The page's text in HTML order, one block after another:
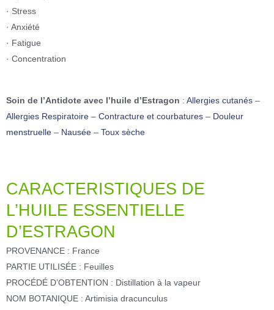
· Stress
· Anxiété
· Fatigue
· Concentration
Soin de l’Antidote avec l’huile d’Estragon : Allergies cutanés –
Allergies Respiratoire – Contracture et courbatures – Douleur
menstruelle – Nausée – Toux sèche
CARACTERISTIQUES DE
L’HUILE ESSENTIELLE
D’ESTRAGON
PROVENANCE : France
PARTIE UTILISÉE : Feuilles
PROCÉDÉ D’OBTENTION : Distillation à la vapeur
NOM BOTANIQUE : Artimisia dracunculus